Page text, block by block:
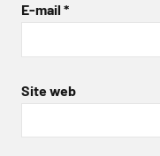
E-mail *
Site web